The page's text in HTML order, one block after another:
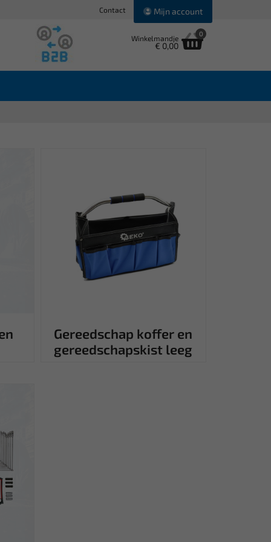
Contact Mijn account
Winkelmandje
€ 0,00
0
Gereedschap koffer en
gereedschapskist leeg